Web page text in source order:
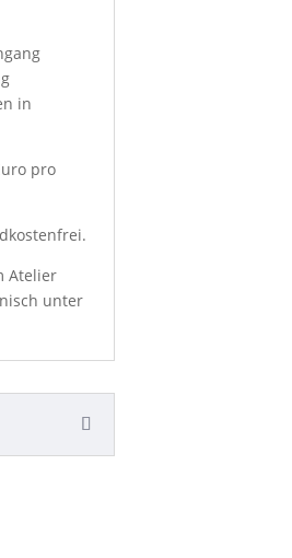
in
pro
Atelier
unter